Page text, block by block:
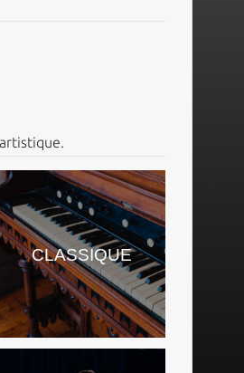
CLASSIQUE